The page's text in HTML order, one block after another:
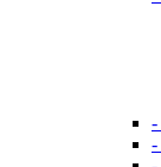
-
-